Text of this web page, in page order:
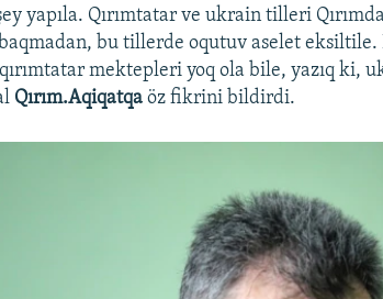
yapıla. Qırımtatar ve ukrain tilleri
bu tillerde oqutuv aselet
mektepleri yoq ola bile, yazıq ki,
Qırım.Aqiqatqa öz fikrini bildirdi.